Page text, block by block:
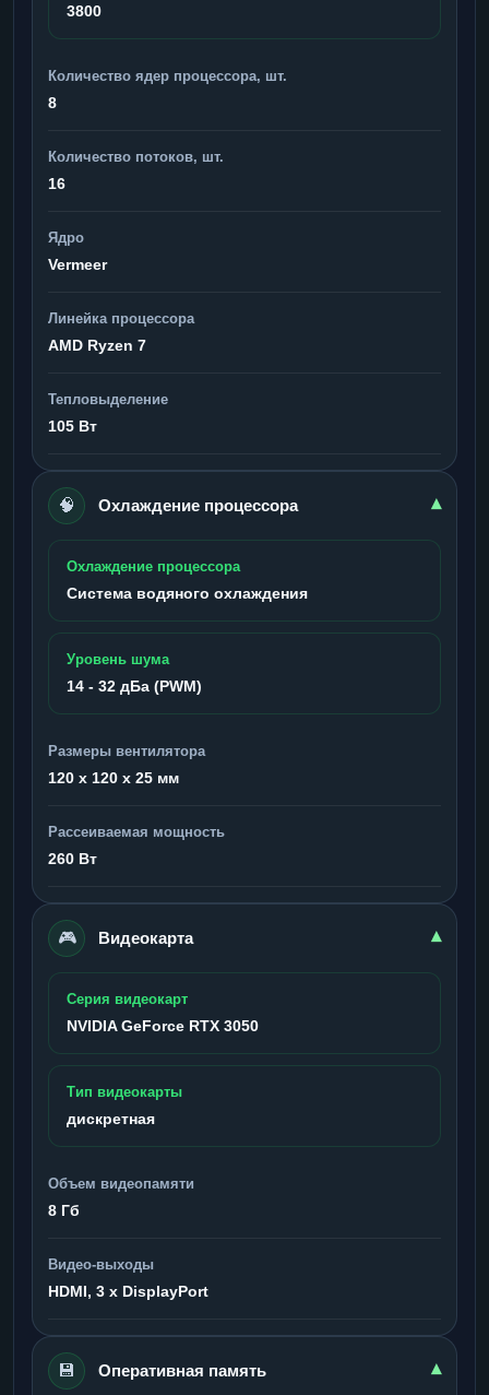
3800
Количество ядер процессора, шт.
8
Количество потоков, шт.
16
Ядро
Vermeer
Линейка процессора
AMD Ryzen 7
Тепловыделение
105 Вт
🧠 Охлаждение процессора ▾
Охлаждение процессора
Система водяного охлаждения
Уровень шума
14 - 32 дБа (PWM)
Размеры вентилятора
120 x 120 x 25 мм
Рассеиваемая мощность
260 Вт
🎮 Видеокарта ▾
Серия видеокарт
NVIDIA GeForce RTX 3050
Тип видеокарты
дискретная
Объем видеопамяти
8 Гб
Видео-выходы
HDMI, 3 x DisplayPort
💾 Оперативная память ▾